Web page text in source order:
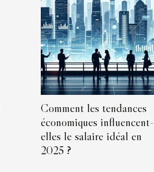
Comment les tendances
économiques influencent-
elles le salaire idéal en
2025 ?